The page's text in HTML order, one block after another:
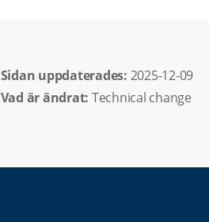
Sidan uppdaterades: 2025-12-09
Vad är ändrat: Technical change